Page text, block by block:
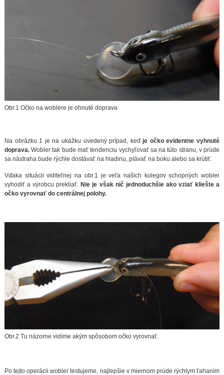
Obr.1 Očko na woblere je ohnuté doprava
Na obrázku 1 je na ukážku uvedený prípad, keďje očko evidentne vyhnuté
doprava.Wobler tak bude mať tendenciu vychyľovať sa na túto stranu, v prúde
sa nástraha bude rýchle dostávať na hladinu, plávať na boku alebo sa krútiť.
Vďaka situácii viditeľnej na obr.1 je veľa našich kolegov schopných wobler
vyhodiť a výrobcu prekliať. Nie je však nič jednoduchšie ako vziať kliešte a
očko vyrovnať do centrálnej polohy.
Obr.2 Tu názorne vidíme akým spôsobom očko vyrovnať.
Po tejto operácii wobler testujeme, najlepšie v miernom prúde rýchlym ťahaním